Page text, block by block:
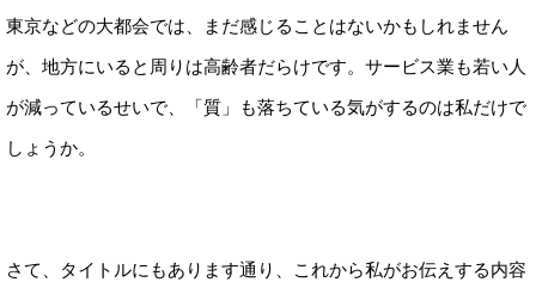
東京などの大都会では、まだ感じることはないかもしれません
が、地方にいると周りは高齢者だらけです。サービス業も若い人
が減っているせいで、「質」も落ちている気がするのは私だけで
しょうか。
さて、タイトルにもあります通り、これから私がお伝えする内容